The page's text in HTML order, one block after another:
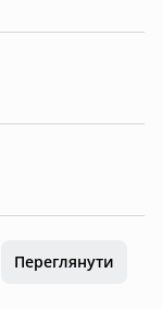
Переглянути